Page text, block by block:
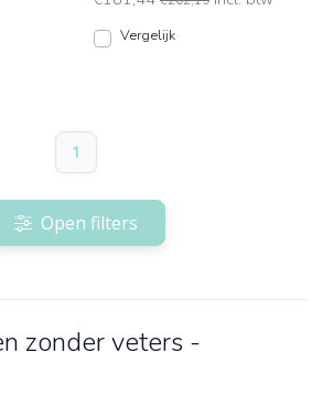
Vergelijk
1
Open filters
zonder veters -